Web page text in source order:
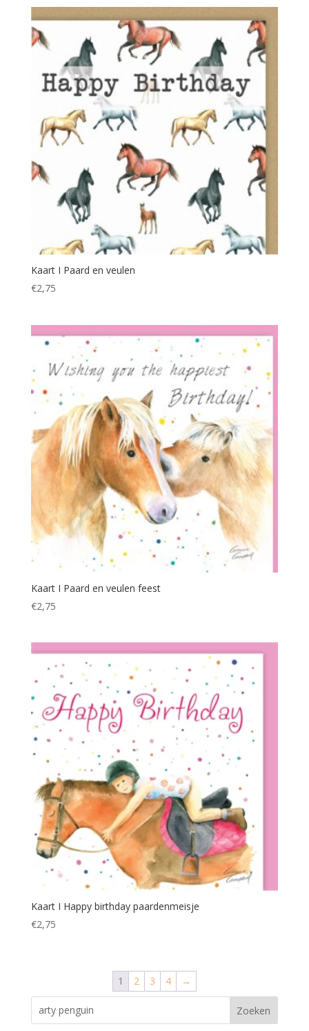
Kaart I Paard en veulen
€2,75
Kaart I Paard en veulen feest
€2,75
Kaart I Happy birthday paardenmeisje
€2,75
1 2 3 4 →